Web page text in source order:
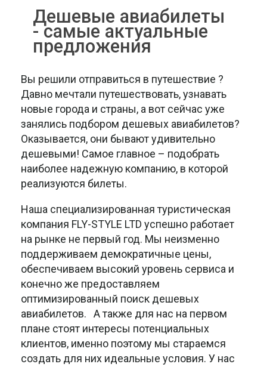
Дешевые авиабилеты
- самые актуальные
предложения
Вы решили отправиться в путешествие ?
Давно мечтали путешествовать, узнавать
новые города и страны, а вот сейчас уже
занялись подбором дешевых авиабилетов?
Оказывается, они бывают удивительно
дешевыми! Самое главное – подобрать
наиболее надежную компанию, в которой
реализуются билеты.
Наша специализированная туристическая
компания FLY-STYLE LTD успешно работает
на рынке не первый год. Мы неизменно
поддерживаем демократичные цены,
обеспечиваем высокий уровень сервиса и
конечно же предоставляем
оптимизированный поиск дешевых
авиабилетов. А также для нас на первом
плане стоят интересы потенциальных
клиентов, именно поэтому мы стараемся
создать для них идеальные условия. У нас